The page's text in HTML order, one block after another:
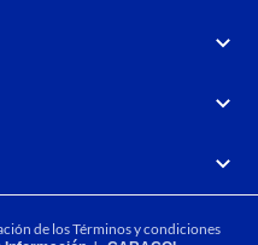
de losTérminos y condiciones